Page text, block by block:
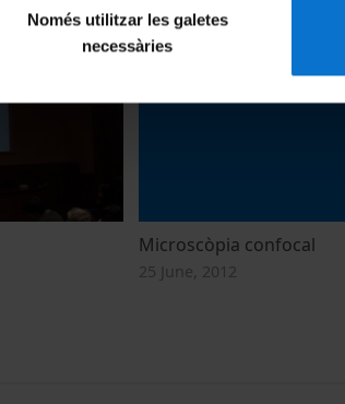
Només utilitzar les galetes
necessàries
25 June, 2012
Microscòpia confocal
25 June, 2012